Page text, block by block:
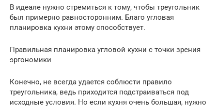
В идеале нужно стремиться к тому, чтобы треугольник
был примерно равносторонним. Благо угловая
планировка кухни этому способствует.
Правильная планировка угловой кухни с точки зрения
эргономики
Конечно, не всегда удается соблюсти правило
треугольника, ведь приходится подстраиваться под
исходные условия. Но если кухня очень большая, нужно